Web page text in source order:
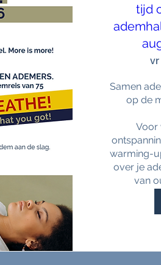
tijd
vr
Samen
op de
Voor
warming-
over je
van